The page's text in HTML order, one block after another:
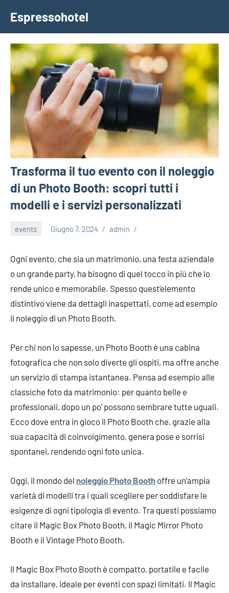
contenuto
Espressohotel
Dove
le
Notizie
Trovano
Casa
Trasforma il tuo evento con il noleggio
di un Photo Booth: scopri tutti i
modelli e i servizi personalizzati
events Giugno 7, 2024 admin
Ogni evento, che sia un matrimonio, una festa aziendale
o un grande party, ha bisogno di quel tocco in più che lo
rende unico e memorabile. Spesso quest’elemento
distintivo viene da dettagli inaspettati, come ad esempio
il noleggio di un Photo Booth.
Per chi non lo sapesse, un Photo Booth è una cabina
fotografica che non solo diverte gli ospiti, ma offre anche
un servizio di stampa istantanea. Pensa ad esempio alle
classiche foto da matrimonio: per quanto belle e
professionali, dopo un po’ possono sembrare tutte uguali.
Ecco dove entra in gioco il Photo Booth che, grazie alla
sua capacità di coinvolgimento, genera pose e sorrisi
spontanei, rendendo ogni foto unica.
Oggi, il mondo del noleggio Photo Booth offre un’ampia
varietà di modelli tra i quali scegliere per soddisfare le
esigenze di ogni tipologia di evento. Tra questi possiamo
citare il Magic Box Photo Booth, il Magic Mirror Photo
Booth e il Vintage Photo Booth.
Il Magic Box Photo Booth è compatto, portatile e facile
da installare, ideale per eventi con spazi limitati. Il Magic